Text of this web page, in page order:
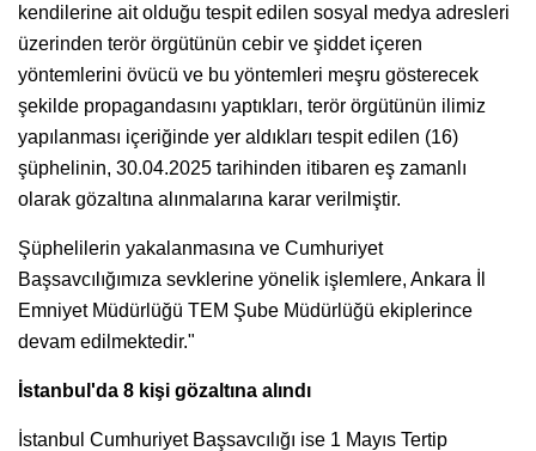
kendilerine ait olduğu tespit edilen sosyal medya adresleri
üzerinden terör örgütünün cebir ve şiddet içeren
yöntemlerini övücü ve bu yöntemleri meşru gösterecek
şekilde propagandasını yaptıkları, terör örgütünün ilimiz
yapılanması içeriğinde yer aldıkları tespit edilen (16)
şüphelinin, 30.04.2025 tarihinden itibaren eş zamanlı
olarak gözaltına alınmalarına karar verilmiştir.
Şüphelilerin yakalanmasına ve Cumhuriyet
Başsavcılığımıza sevklerine yönelik işlemlere, Ankara İl
Emniyet Müdürlüğü TEM Şube Müdürlüğü ekiplerince
devam edilmektedir."
İstanbul'da 8 kişi gözaltına alındı
İstanbul Cumhuriyet Başsavcılığı ise 1 Mayıs Tertip